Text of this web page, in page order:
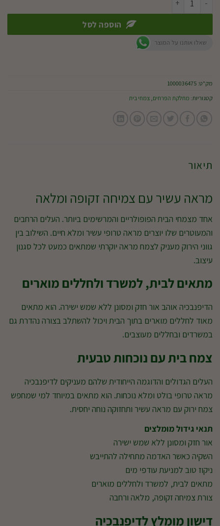
הוספה לסל
שאלו אותנו על המוצר
מק"ט: 1000036475
קטגוריות: מחלקת הפרחים,צמחי בית
תיאור
מראה עשיר עם צמיחה זקופה ומלאה
אחד מצמחי הבית הפופולריים והמרשימים ביותר. העלים הרחבים
והמעוטרים שלו יוצרים מראה טרופי עשיר ומלא חיים. השילוב בין
גווני הירוק מעניק לצמח מראה יוקרתי שמתאים כמעט לכל סגנון
עיצוב.
מתאים לבית, למשרד ולחללים מוארים
הדיפנבכיה אוהב אור חזק ומסונן ללא שמש ישירה. הוא מתאים
מאוד לחללים מוארים בתוך הבית ויכול להשתלב בצורה נהדרת גם
במשרדים ובחללים מעוצבים.
צמח בית עם נוכחות טבעית
העלים הגדולים והדוגמה הייחודית שלהם מעניקים לדיפנבכיה
מראה טרופי בולט ומלא נוכחות. הוא מתאים במיוחד למי שמחפש
צמח ירוק עם מראה עשיר ותחזוקה נוחה יחסית.
תנאי גידול מומלצים
אור חזק ומסונן ללא שמש ישירה
השקיה כאשר האדמה מתחילה להתייבש
ניקוז טוב למניעת עודפי מים
מתאים לבית, למשרד ולחללים מוארים
צורת צמיחה זקופה, מלאה ורחבה
דישון מומלץ לדיפנבכיה